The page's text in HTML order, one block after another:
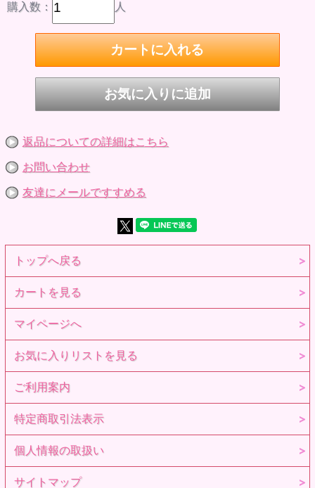
購入数： 人
返品についての詳細はこちら
お問い合わせ
友達にメールですすめる
トップへ戻る
カートを見る
マイページへ
お気に入りリストを見る
ご利用案内
特定商取引法表示
個人情報の取扱い
サイトマップ